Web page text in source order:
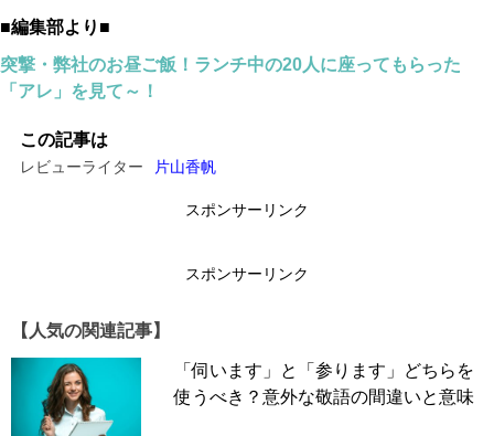
■編集部より■
突撃・弊社のお昼ご飯！ランチ中の20人に座ってもらった
「アレ」を見て～！
この記事は
レビューライター 片山香帆
スポンサーリンク
スポンサーリンク
【人気の関連記事】
「伺います」と「参ります」どちらを
使うべき？意外な敬語の間違いと意味